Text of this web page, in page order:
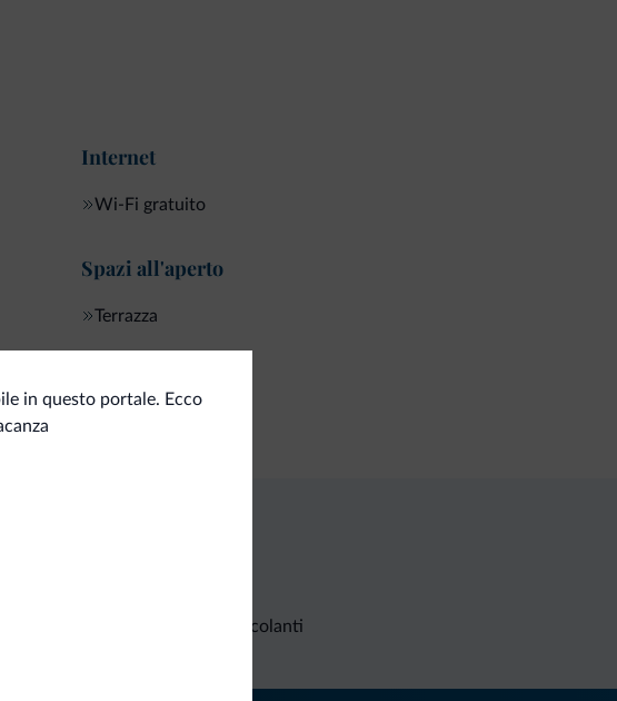
Internet
Wi-Fi gratuito
Spazi all'aperto
Terrazza
in questo portale. Ecco
Richieste non vincolanti